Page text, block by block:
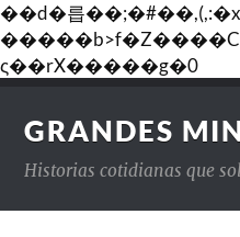
��d�릅��
ς��rX�����g�0
GRANDES
Historias cotidianas que